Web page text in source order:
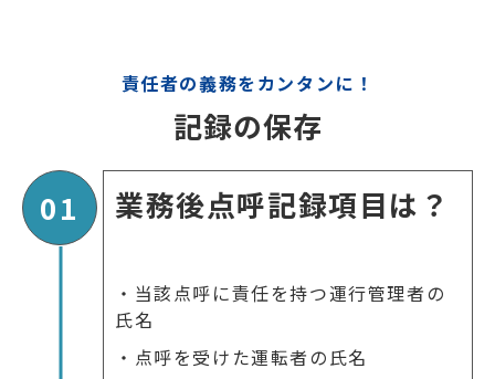
責任者の義務をカンタンに！
記録の保存
01 業務後点呼記録項目は？
・当該点呼に責任を持つ運行管理者の
氏名
・点呼を受けた運転者の氏名